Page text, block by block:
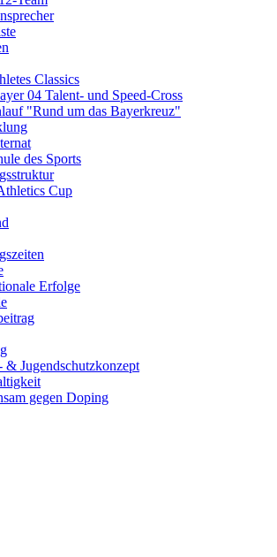
Classics
04 Talent- und Speed-Cross
"Rund um das Bayerkreuz"
des Sports
Cup
Erfolge
& Jugendschutzkonzept
gegen Doping